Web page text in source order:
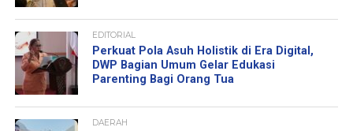
EDITORIAL
Perkuat Pola Asuh Holistik di Era Digital,
DWP Bagian Umum Gelar Edukasi
Parenting Bagi Orang Tua
DAERAH